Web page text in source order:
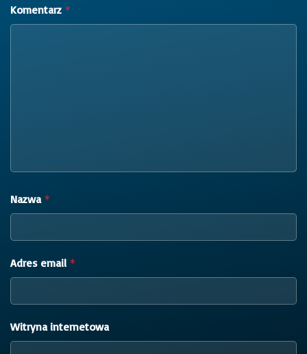
Komentarz *
Nazwa *
Adres email *
Witryna internetowa